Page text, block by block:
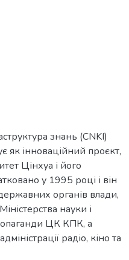
знань (CNKI)
як інноваційний проєкт,
Цінхуа і його
у 1995 році і він
органів влади,
науки і
ЦК КПК, а
радіо, кіно та